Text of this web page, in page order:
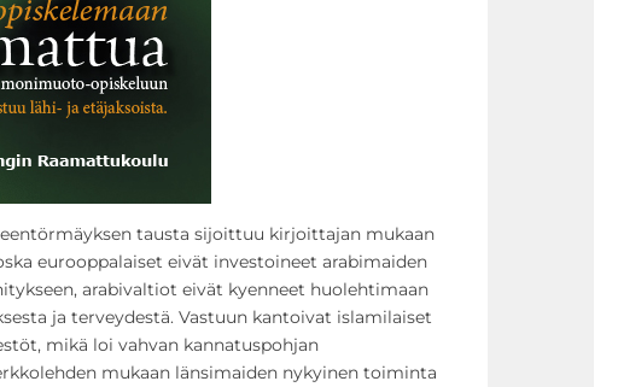
tausta sijoittuu kirjoittajan mukaan
eurooppalaiset eivät investoineet arabimaiden
arabivaltiot eivät kyenneet huolehtimaan
ja terveydestä. Vastuun kantoivat islamilaiset
mikä loi vahvan kannatuspohjan
mukaan länsimaiden nykyinen toiminta